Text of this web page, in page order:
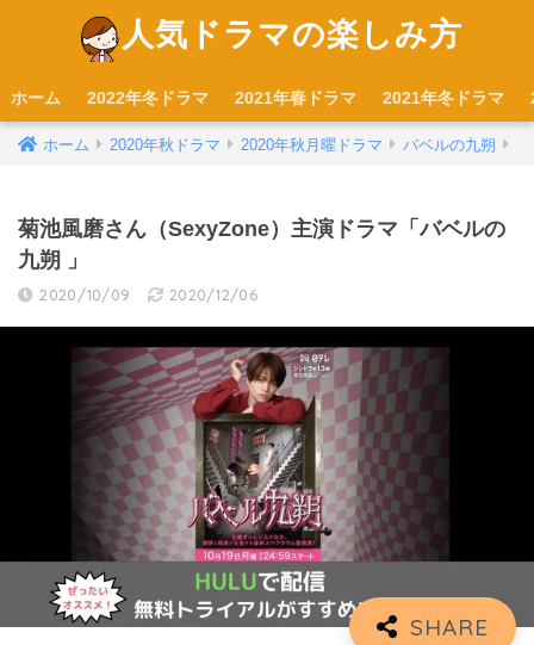
人気ドラマの楽しみ方
ホーム 2022年冬ドラマ 2021年春ドラマ 2021年冬ドラマ
ホーム 2020年秋ドラマ 2020年秋月曜ドラマ バベルの九朔
菊池風磨さん（SexyZone）主演ドラマ「バベルの
九朔 」
2020/10/09 2020/12/06